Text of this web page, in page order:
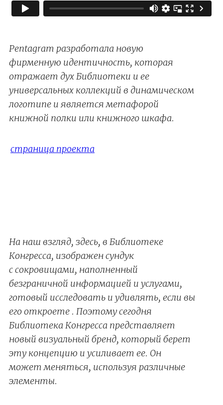
Pentagram разработала новую
фирменную идентичность, которая
отражает дух Библиотеки и ее
универсальных коллекций в динамическом
логотипе и является метафорой
книжной полки или книжного шкафа.
страница проекта
На наш взгляд, здесь, в Библиотеке
Конгресса, изображен сундук
с сокровищами, наполненный
безграничной информацией и услугами,
готовый исследовать и удивлять, если вы
его откроете . Поэтому сегодня
Библиотека Конгресса представляет
новый визуальный бренд, который берет
эту концепцию и усиливает ее. Он
может меняться, используя различные
элементы.